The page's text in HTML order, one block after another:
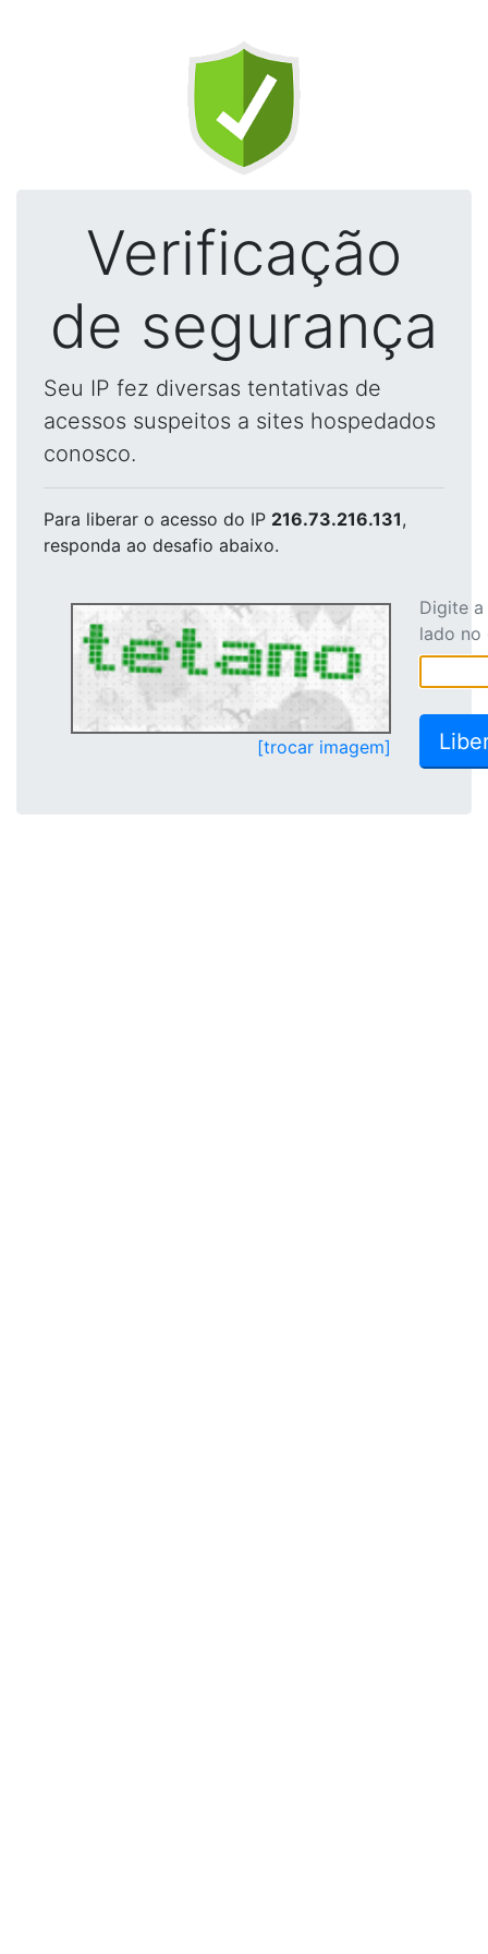
Verificação
de segurança
Seu IP fez diversas tentativas de
acessos suspeitos a sites hospedados
conosco.
Para liberar o acesso do IP 216.73.216.131,
responda ao desafio abaixo.
[trocar imagem]
Digite
lado no